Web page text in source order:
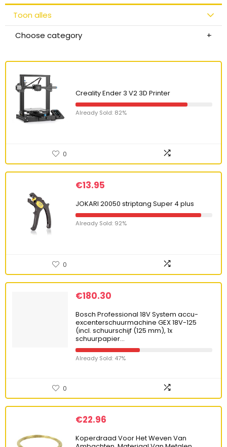
Toon alles
Choose category
Creality Ender 3 V2 3D Printer
Already Sold: 82%
0
€13.95
JOKARI 20050 striptang Super 4 plus
Already Sold: 92%
0
€180.30
Bosch Professional 18V System accu-
excenterschuurmachine GEX 18V-125
(incl. schuurschijf (125 mm), 1x
schuurpapier…
Already Sold: 47%
0
€22.96
Koperdraad Voor Het Weven Van